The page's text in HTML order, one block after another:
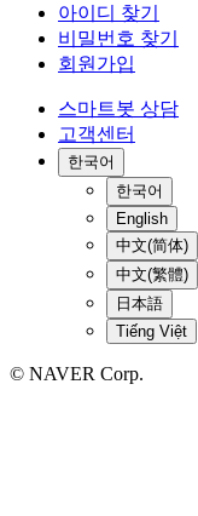
아이디 찾기
비밀번호 찾기
회원가입
스마트봇 상담
고객센터
한국어
한국어
English
中文(简体)
中文(繁體)
日本語
Tiếng Việt
© NAVER Corp.